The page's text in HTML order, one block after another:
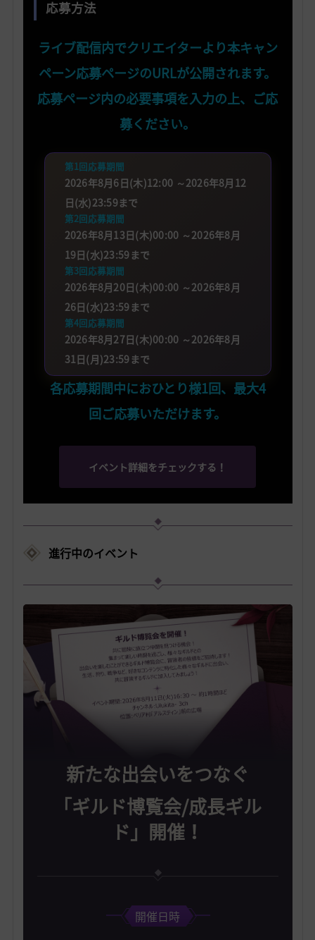
応募方法
ライブ配信内でクリエイターより本キャン
ペーン応募ページのURLが公開されます。
応募ページ内の必要事項を入力の上、ご応
募ください。
第1回応募期間
2026年8月6日(木)12:00 ～2026年8月12
日(水)23:59まで
第2回応募期間
2026年8月13日(木)00:00 ～2026年8月
19日(水)23:59まで
第3回応募期間
2026年8月20日(木)00:00 ～2026年8月
26日(水)23:59まで
第4回応募期間
2026年8月27日(木)00:00 ～2026年8月
31日(月)23:59まで
各応募期間中におひとり様1回、最大4
回ご応募いただけます。
イベント詳細をチェックする！
進行中のイベント
新たな出会いをつなぐ
「ギルド博覧会/成長ギル
ド」開催！
開催日時